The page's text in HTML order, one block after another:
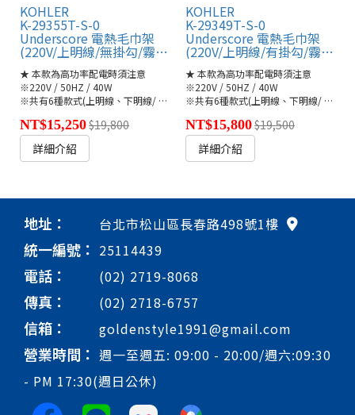
KOHLER
K-29355T-S-0
Underscore 電熱毛巾架
(220V/上明線/無掛勾/霧面白)
★ 本款為高功率配電時須注意
※220V / 50HZ / 40W
※共有6種款式(上明線、下明線/ 隱藏式)🔗
●K-29355T/-A/-S(連結)
NT$15,250$19,800
詳細介紹
KOHLER
K-29349T-S-0
Underscore 電熱毛巾架
(220V/上明線/有掛勾/霧面白)
★ 本款為高功率配電時須注意
※220V / 50HZ / 40W
※共有6種款式(上明線、下明線/ 隱藏式)🔗
NT$15,800$19,500
詳細介紹
地址： 台北市松山區長春路498號1樓
統一編號： 25114439
電話： (02) 2719-8068
傳真： (02) 2718-6757
信箱： goldenstyle1991@gmail.com
營業時間： 週一至週五: 09:00 - 20:00/週六:09:30
- PM 17:30(週日公休)